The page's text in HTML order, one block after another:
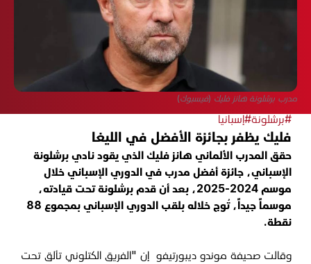
مدرب برشلونة هانز فليك (فيسبوك)
#برشلونة#إسبانيا
فليك يظفر بجائزة الأفضل في الليغا
حقق المدرب الألماني هانز فليك الذي يقود نادي برشلونة
الإسباني، جائزة أفضل مدرب في الدوري الإسباني خلال
موسم 2024-2025، بعد أن قدم برشلونة تحت قيادته،
موسماً جيداً، تُوج خلاله بلقب الدوري الإسباني بمجموع 88
نقطة.
وقالت صحيفة موندو ديبورتيفو إن "الفريق الكتلوني تألق تحت